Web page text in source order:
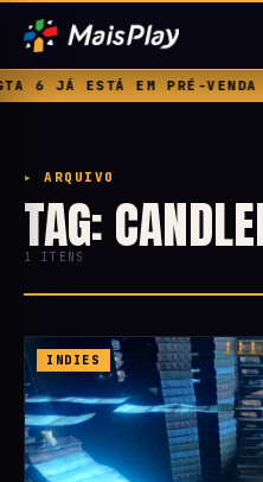
6 JÁ ESTÁ EM PRÉ-
▸ ARQUIVO
TAG:
1 ITENS
INDIES